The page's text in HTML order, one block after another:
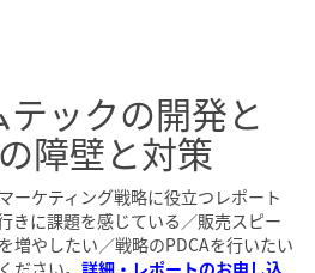
ックの開発と
障壁と対策
ーケティング戦略に役立つレポート
きに課題を感じている／販売スピー
増やしたい／戦略のPDCAを行いたい